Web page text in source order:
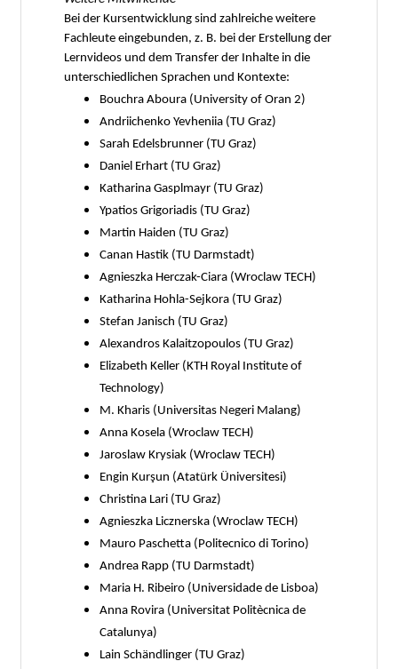
Bei der Kursentwicklung sind zahlreiche weitere
Fachleute eingebunden, z. B. bei der Erstellung der
Lernvideos und dem Transfer der Inhalte in die
unterschiedlichen Sprachen und Kontexte:
Bouchra Aboura (University of Oran 2)
Andriichenko Yevheniia (TU Graz)
Sarah Edelsbrunner (TU Graz)
Daniel Erhart (TU Graz)
Katharina Gasplmayr (TU Graz)
Ypatios Grigoriadis (TU Graz)
Martin Haiden (TU Graz)
Canan Hastik (TU Darmstadt)
Agnieszka Herczak-Ciara (Wroclaw TECH)
Katharina Hohla-Sejkora (TU Graz)
Stefan Janisch (TU Graz)
Alexandros Kalaitzopoulos (TU Graz)
Elizabeth Keller (KTH Royal Institute of
Technology)
M. Kharis (Universitas Negeri Malang)
Anna Kosela (Wroclaw TECH)
Jaroslaw Krysiak (Wroclaw TECH)
Engin Kurşun (Atatürk Üniversitesi)
Christina Lari (TU Graz)
Agnieszka Licznerska (Wroclaw TECH)
Mauro Paschetta (Politecnico di Torino)
Andrea Rapp (TU Darmstadt)
Maria H. Ribeiro (Universidade de Lisboa)
Anna Rovira (Universitat Politècnica de
Catalunya)
Lain Schändlinger (TU Graz)